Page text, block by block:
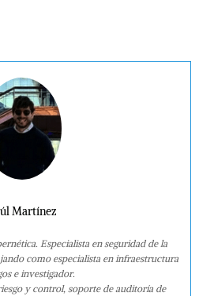
Martínez
Especialista en seguridad de la
como especialista en infraestructura
e investigador.
y control, soporte de auditoría de